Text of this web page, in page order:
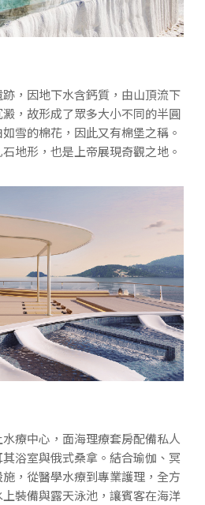
，因地下水含鈣質，由山頂流下
，故形成了眾多大小不同的半圓
雪的棉花，因此又有棉堡之稱。
地形，也是上帝展現奇觀之地。
療中心，面海理療套房配備私人
浴室與俄式桑拿。結合瑜伽、冥
，從醫學水療到專業護理，全方
裝備與露天泳池，讓賓客在海洋